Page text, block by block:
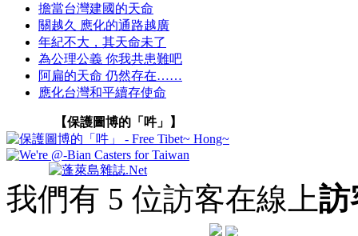
擔當台灣建國的天命
關越久 應化的通路越廣
年紀不大，其天命未了
為公理公義 你我共患難吧
阿扁的天命 仍然存在……
應化台灣和平續存使命
【保護圖博的「吽」】
我們有 5 位訪客在線上訪